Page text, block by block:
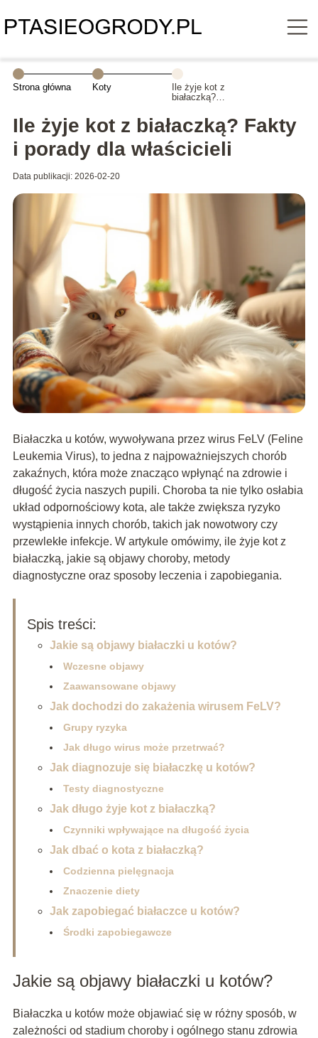
Strona główna Koty
Ile żyje kot z
białaczką?
dla właścicieli
Ile żyje kot z białaczką? Fakty
i porady dla właścicieli
Data publikacji: 2026-02-20
Białaczka u kotów, wywoływana przez wirus FeLV (Feline
Leukemia Virus), to jedna z najpoważniejszych chorób
zakaźnych, która może znacząco wpłynąć na zdrowie i
długość życia naszych pupili. Choroba ta nie tylko osłabia
układ odpornościowy kota, ale także zwiększa ryzyko
wystąpienia innych chorób, takich jak nowotwory czy
przewlekłe infekcje. W artykule omówimy, ile żyje kot z
białaczką, jakie są objawy choroby, metody
diagnostyczne oraz sposoby leczenia i zapobiegania.
Spis treści:
Jakie są objawy białaczki u kotów?
Wczesne objawy
Zaawansowane objawy
Jak dochodzi do zakażenia wirusem FeLV?
Grupy ryzyka
Jak długo wirus może przetrwać?
Jak diagnozuje się białaczkę u kotów?
Testy diagnostyczne
Jak długo żyje kot z białaczką?
Czynniki wpływające na długość życia
Jak dbać o kota z białaczką?
Codzienna pielęgnacja
Znaczenie diety
Jak zapobiegać białaczce u kotów?
Środki zapobiegawcze
Jakie są objawy białaczki u kotów?
Białaczka u kotów może objawiać się w różny sposób, w
zależności od stadium choroby i ogólnego stanu zdrowia